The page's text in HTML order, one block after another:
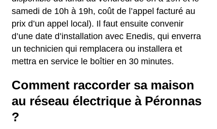
samedi de 10h à 19h, coût de l’appel facturé au
prix d’un appel local). Il faut ensuite convenir
d’une date d’installation avec Enedis, qui enverra
un technicien qui remplacera ou installera et
mettra en service le boîtier en 30 minutes.
Comment raccorder sa maison
au réseau électrique à Péronnas
?